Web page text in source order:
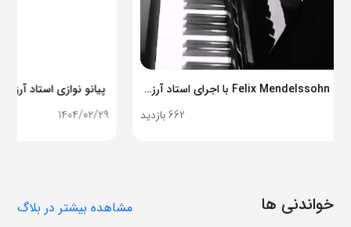
پیانو نوازی استاد آرزو بخشنده
788 بازدید
خواندنی ها مشاهده بیشتر در بلاگ